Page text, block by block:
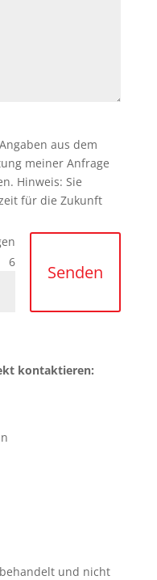
aus dem
meiner Anfrage
Hinweis: Sie
für die Zukunft
6 Senden
kontaktieren:
und nicht